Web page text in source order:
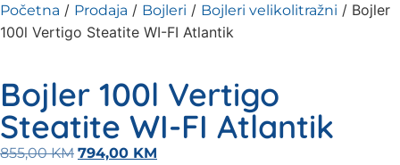
Početna / Prodaja / Bojleri / Bojleri velikolitražni / Bojler
100l Vertigo Steatite WI-FI Atlantik
Bojler 100l Vertigo
Steatite WI-FI Atlantik
855,00KM 794,00 KM